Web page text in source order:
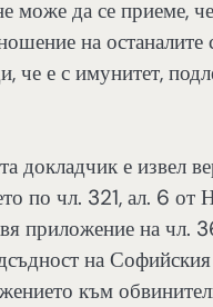
може да се приеме,
на останалите
че е с имунитет,
е извел
по чл. 321, ал. 6
приложение на чл.
на
към